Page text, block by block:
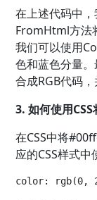
在上述代码中
FromHtml方法
我们可以使用
色和蓝色分量
合成RGB代码，
3. 如何使用
在CSS中将
应的CSS样式中